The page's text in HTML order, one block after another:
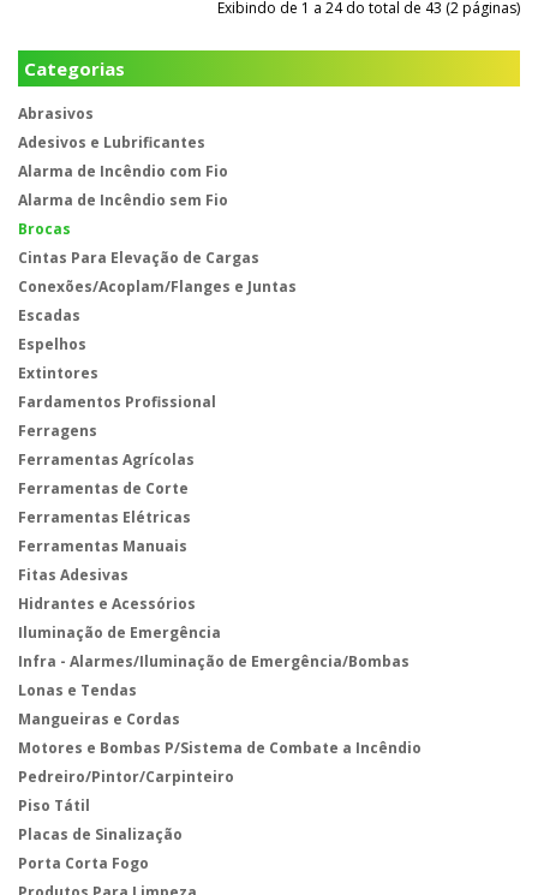
Categorias
Abrasivos
Adesivos e Lubrificantes
Alarma de Incêndio com Fio
Alarma de Incêndio sem Fio
Brocas
Cintas Para Elevação de Cargas
Conexões/Acoplam/Flanges e Juntas
Escadas
Espelhos
Extintores
Fardamentos Profissional
Ferragens
Ferramentas Agrícolas
Ferramentas de Corte
Ferramentas Elétricas
Ferramentas Manuais
Fitas Adesivas
Hidrantes e Acessórios
Iluminação de Emergência
Infra - Alarmes/Iluminação de Emergência/Bombas
Lonas e Tendas
Mangueiras e Cordas
Motores e Bombas P/Sistema de Combate a Incêndio
Pedreiro/Pintor/Carpinteiro
Piso Tátil
Placas de Sinalização
Porta Corta Fogo
Exibindo de 1 a 24 do total de 43 (2 páginas)